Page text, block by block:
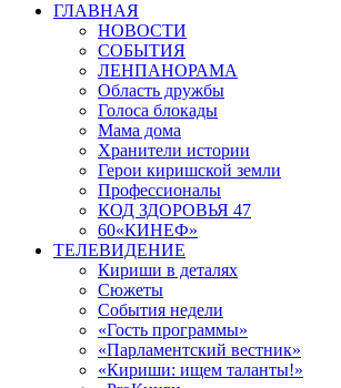
ГЛАВНАЯ
НОВОСТИ
СОБЫТИЯ
ЛЕНПАНОРАМА
Область дружбы
Голоса блокады
Мама дома
Хранители истории
Герои киришской земли
Профессионалы
КОД ЗДОРОВЬЯ 47
60«КИНЕФ»
ТЕЛЕВИДЕНИЕ
Кириши в деталях
Сюжеты
События недели
«Гость программы»
«Парламентский вестник»
«Кириши: ищем таланты!»